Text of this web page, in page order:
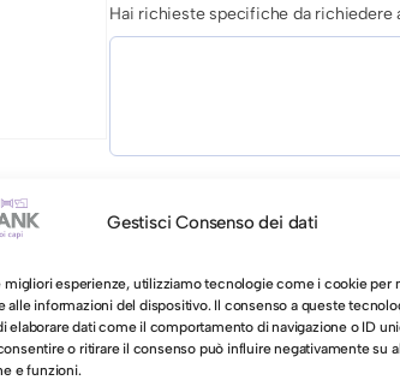
Gestisci Consenso dei dati
migliori esperienze, utilizziamo tecnologie come i cookie per
alle informazioni del dispositivo. Il consenso a queste
elaborare dati come il comportamento di navigazione o ID
o ritirare il consenso può influire negativamente su
e funzioni.
Hai richieste specifiche da richiedere
AUTORIZZAZIONE AL LAVAGGIO CON
Autorizzo il lavaggio con acqua
S
Aggiungi al